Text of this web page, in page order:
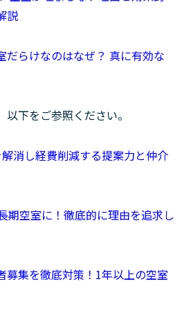
説
だらけなのはなぜ？ 真に有効な
下をご参照ください。
消し経費削減する提案力と仲介
期空室に！徹底的に理由を追求し
募集を徹底対策！1年以上の空室